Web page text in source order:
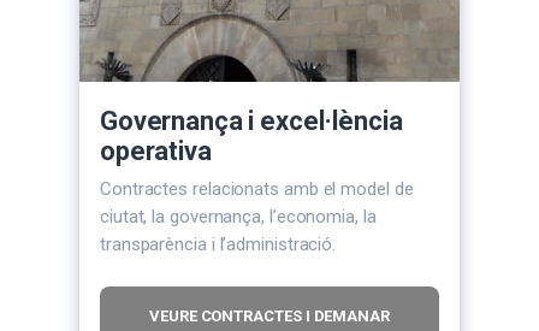
Governança i excel·lència
operativa
Contractes relacionats amb el model de
ciutat, la governança, l’economia, la
transparència i l’administració.
VEURE CONTRACTES I DEMANAR